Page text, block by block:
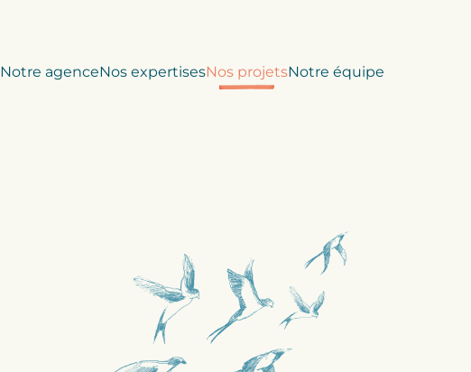
Notre agenceNos expertisesNos projetsNotre équipe